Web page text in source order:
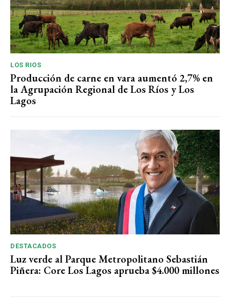
LOS RIOS
Producción de carne en vara aumentó 2,7% en
la Agrupación Regional de Los Ríos y Los
Lagos
DESTACADOS
Luz verde al Parque Metropolitano Sebastián
Piñera: Core Los Lagos aprueba $4.000 millones